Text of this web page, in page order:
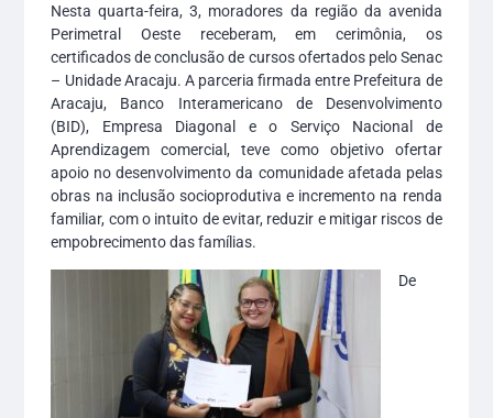
Nesta quarta-feira, 3, moradores da região da avenida
Perimetral Oeste receberam, em cerimônia, os
certificados de conclusão de cursos ofertados pelo Senac
– Unidade Aracaju. A parceria firmada entre Prefeitura de
Aracaju, Banco Interamericano de Desenvolvimento
(BID), Empresa Diagonal e o Serviço Nacional de
Aprendizagem comercial, teve como objetivo ofertar
apoio no desenvolvimento da comunidade afetada pelas
obras na inclusão socioprodutiva e incremento na renda
familiar, com o intuito de evitar, reduzir e mitigar riscos de
empobrecimento das famílias.
De